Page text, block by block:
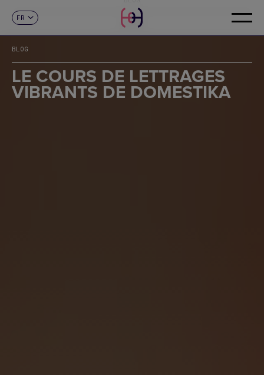
EN
FR
DE
IT
PT
CONTACT
BLOG
LE COURS DE LETTRAGES
VIBRANTS DE DOMESTIKA